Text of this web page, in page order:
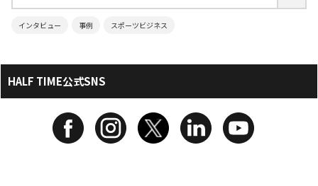
インタビュー 事例 スポーツビジネス
HALF TIME公式SNS